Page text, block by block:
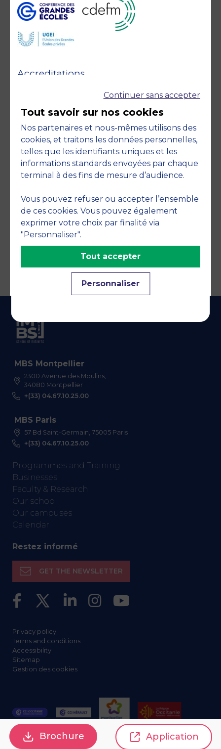
Accreditations
Engagements
MBS Montpellier
2300 Avenue des Moulins,
34080 Montpellier
+(33) 04.67.10.25.00
MBS Paris
57 Bd Saint-Germain, 75005 Paris
+(33) 04.67.10.25.00
Programmes and Training
Businesses
Faculty & Research
Our school
Our campuses
Calendar
Restez informé
GET THE NEWSLETTER
Privacy policy
Terms and conditions
Accessibility
Sitemap
Gestion des cookies
Continuer sans accepter
Tout savoir sur nos cookies
Nos partenaires et nous-mêmes utilisons des
cookies, et traitons les données personnelles,
telles que les identifiants uniques et les
informations standards envoyées par chaque
terminal à des fins de mesure d’audience.
Vous pouvez refuser ou accepter l’ensemble
de ces cookies. Vous pouvez également
exprimer votre choix par finalité via
"Personnaliser".
Personnaliser
Tout accepter
Brochure Application